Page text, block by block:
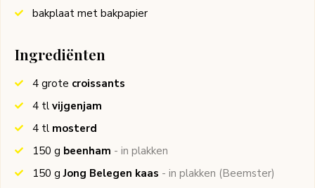
bakplaat met bakpapier
Ingrediënten
4 grote croissants
4 tl vijgenjam
4 tl mosterd
150 g beenham - in plakken
150 g Jong Belegen kaas - in plakken (Beemster)